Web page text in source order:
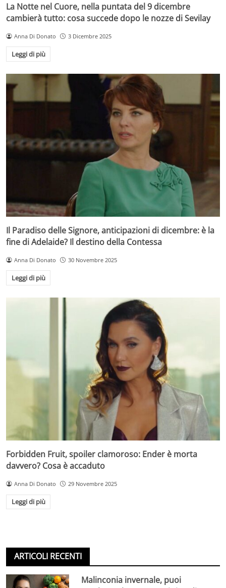
La Notte nel Cuore, nella puntata del 9 dicembre
cambierà tutto: cosa succede dopo le nozze di Sevilay
Anna Di Donato 3 Dicembre 2025
Leggi di più
Il Paradiso delle Signore, anticipazioni di dicembre: è la
fine di Adelaide? Il destino della Contessa
Anna Di Donato 30 Novembre 2025
Leggi di più
Forbidden Fruit, spoiler clamoroso: Ender è morta
davvero? Cosa è accaduto
Anna Di Donato 29 Novembre 2025
Leggi di più
ARTICOLI RECENTI
Malinconia invernale, puoi